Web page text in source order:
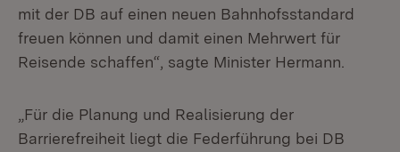
mit der DB auf einen neuen Bahnhofsstandard
freuen können und damit einen Mehrwert für
Reisende schaffen“, sagte Minister Hermann.
„Für die Planung und Realisierung der
Barrierefreiheit liegt die Federführung bei DB